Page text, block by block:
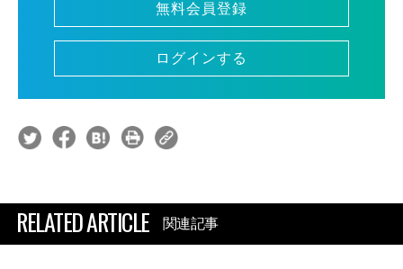
無料会員登録
ログインする
RELATED ARTICLE 関連記事